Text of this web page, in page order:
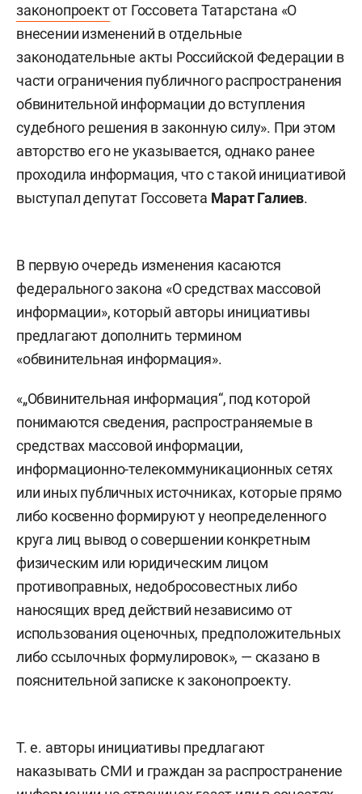
законопроектот Госсовета Татарстана «О
внесении изменений в отдельные
законодательные акты Российской Федерации в
части ограничения публичного распространения
обвинительной информации до вступления
судебного решения в законную силу». При этом
авторство его не указывается, однако ранее
проходила информация, что с такой инициативой
выступал депутат Госсовета Марат Галиев.
В первую очередь изменения касаются
федерального закона «О средствах массовой
информации», который авторы инициативы
предлагают дополнить термином
«обвинительная информация».
«„Обвинительная информация“, под которой
понимаются сведения, распространяемые в
средствах массовой информации,
информационно-телекоммуникационных сетях
или иных публичных источниках, которые прямо
либо косвенно формируют у неопределенного
круга лиц вывод о совершении конкретным
физическим или юридическим лицом
противоправных, недобросовестных либо
наносящих вред действий независимо от
использования оценочных, предположительных
либо ссылочных формулировок», — сказано в
пояснительной записке к законопроекту.
Т. е. авторы инициативы предлагают
наказывать СМИ и граждан за распространение